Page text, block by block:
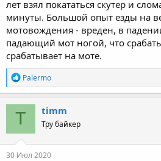
лет взял покататься скутер и
минуты. Большой опыт езды на
мотовождения - вреден, в
падающий мот ногой, что
срабатывает на моте.
R
e
a
c
t
o
n
s
Palermo
T timm
Тру байкер
30 Июл 2020